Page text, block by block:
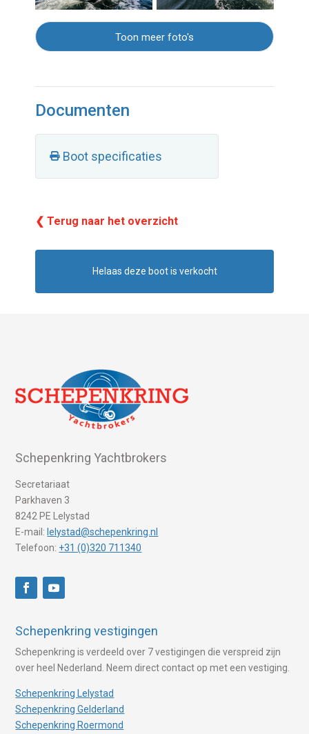
Toon meer foto's
Documenten
Boot specificaties
❮ Terug naar het overzicht
Helaas deze boot is verkocht
Schepenkring Yachtbrokers
Secretariaat
Parkhaven 3
8242 PE Lelystad
E-mail: lelystad@schepenkring.nl
Telefoon: +31 (0)320 711340
Schepenkring vestigingen
Schepenkring is verdeeld over 7 vestigingen die verspreid zijn
over heel Nederland. Neem direct contact op met een vestiging.
Schepenkring Lelystad
Schepenkring Gelderland
Schepenkring Roermond